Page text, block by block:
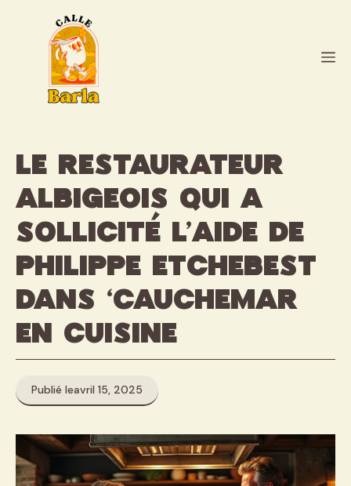
Le restaurateur
albigeois qui a
sollicité l’aide de
Philippe Etchebest
dans ‘Cauchemar
en cuisine
Publié leavril 15, 2025